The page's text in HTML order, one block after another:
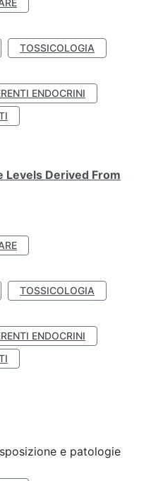
TOSSICOLOGIA
ENDOCRINI
Levels Derived From
TOSSICOLOGIA
ENDOCRINI
e patologie